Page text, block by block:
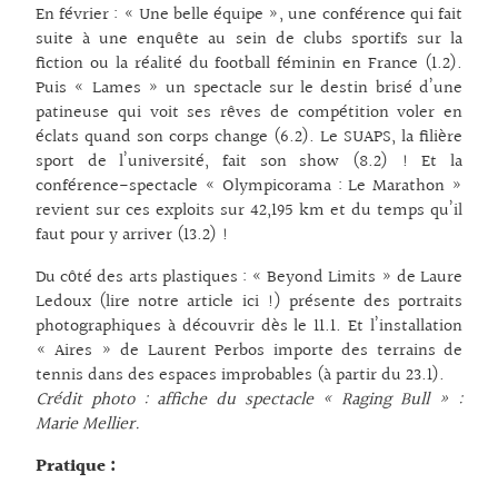
En février : « Une belle équipe », une conférence qui fait
suite à une enquête au sein de clubs sportifs sur la
fiction ou la réalité du football féminin en France (1.2).
Puis « Lames » un spectacle sur le destin brisé d’une
patineuse qui voit ses rêves de compétition voler en
éclats quand son corps change (6.2). Le SUAPS, la filière
sport de l’université, fait son show (8.2) ! Et la
conférence-spectacle « Olympicorama : Le Marathon »
revient sur ces exploits sur 42,195 km et du temps qu’il
faut pour y arriver (13.2) !
Du côté des arts plastiques : « Beyond Limits » de Laure
Ledoux (lire notre article ici !) présente des portraits
photographiques à découvrir dès le 11.1. Et l’installation
« Aires » de Laurent Perbos importe des terrains de
tennis dans des espaces improbables (à partir du 23.1).
Crédit photo : affiche du spectacle « Raging Bull » :
Marie Mellier.
Pratique :